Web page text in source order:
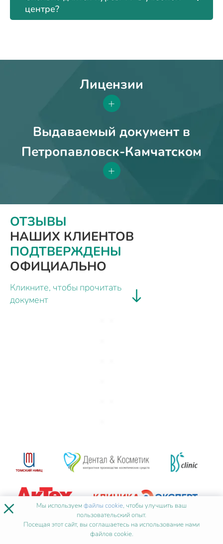
центре?
Лицензии
+
Выдаваемый документ в
Петропавловск-Камчатском
+
ОТЗЫВЫ
НАШИХ КЛИЕНТОВ
ПОДТВЕРЖДЕНЫ
ОФИЦИАЛЬНО
Кликните, чтобы прочитать
документ
× Мы используемфайлы cookie, чтобы улучшить ваш
пользовательский опыт.
Посещая этот сайт, вы соглашаетесь на использование нами
файлов cookie.